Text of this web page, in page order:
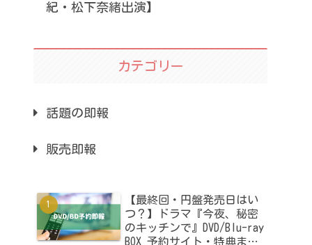
紀・松下奈緒出演】
カテゴリー
話題の即報
販売即報
【最終回・円盤発売日はい
つ？】ドラマ『今夜、秘密
のキッチンで』DVD/Blu-ray
BOX 予約サイト・特典まと